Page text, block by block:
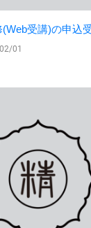
受講)の申込
01